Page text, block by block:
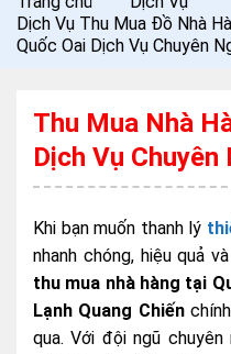
Dịch Vụ Thu Mua Đồ Nhà
Quốc Oai Dịch Vụ Chuyên
Thu Mua Nhà
Dịch Vụ Chuyên
Khi bạn muốn thanh lý
nhanh chóng, hiệu quả
thu mua nhà hàng tại
Lạnh Quang Chiến
qua. Với đội ngũ